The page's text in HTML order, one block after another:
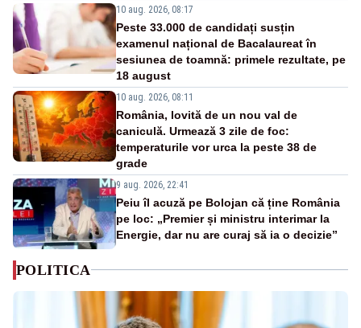
10 aug. 2026, 08:17
Peste 33.000 de candidați susțin
examenul național de Bacalaureat în
sesiunea de toamnă: primele rezultate, pe
18 august
10 aug. 2026, 08:11
România, lovită de un nou val de
caniculă. Urmează 3 zile de foc:
temperaturile vor urca la peste 38 de
grade
9 aug. 2026, 22:41
Peiu îl acuză pe Bolojan că ține România
pe loc: „Premier și ministru interimar la
Energie, dar nu are curaj să ia o decizie”
POLITICA